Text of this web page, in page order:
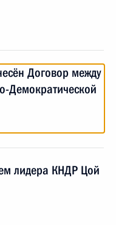
Договор между
Демократической
лидера КНДР Цой